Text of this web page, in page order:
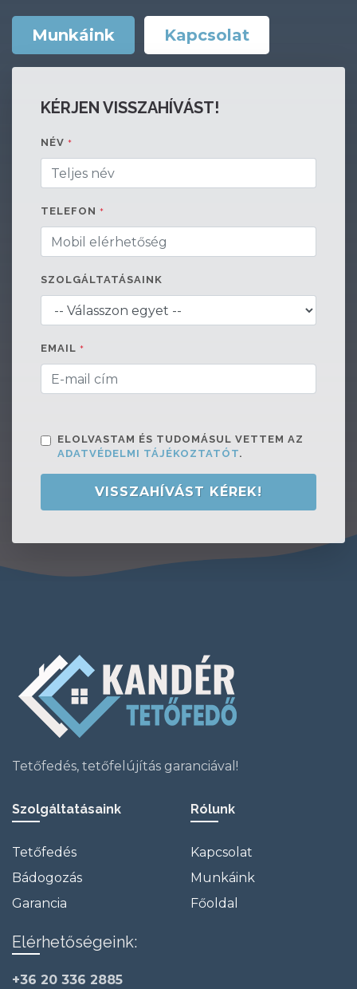
Munkáink Kapcsolat
KÉRJEN VISSZAHÍVÁST!
NÉV *
TELEFON *
SZOLGÁLTATÁSAINK
EMAIL *
ELOLVASTAM ÉS TUDOMÁSUL VETTEM AZ
ADATVÉDELMI TÁJÉKOZTATÓT.
VISSZAHÍVÁST KÉREK!
Tetőfedés, tetőfelújítás garanciával!
Szolgáltatásaink
Tetőfedés
Bádogozás
Garancia
Rólunk
Kapcsolat
Munkáink
Főoldal
Elérhetőségeink:
+36 20 336 2885